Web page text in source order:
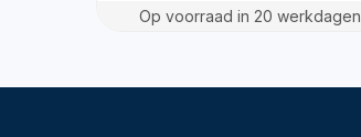
Op voorraad in 20 werkdagen